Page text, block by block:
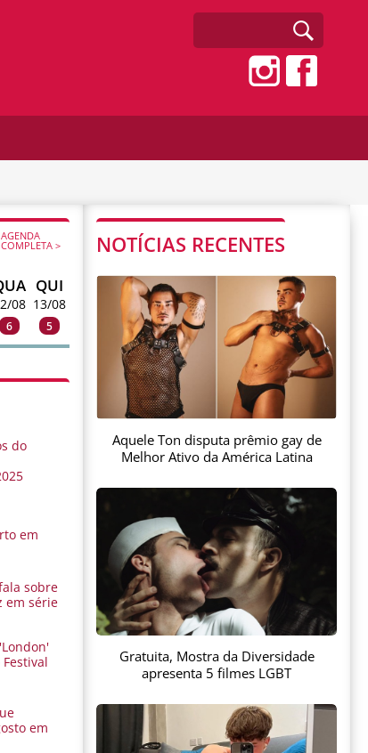
AGENDA
COMPLETA >
08
6
QUI
13/08
5
do
em
sobre
em série
em
NOTÍCIAS RECENTES
Aquele Ton disputa prêmio gay de
Melhor Ativo da América Latina
Gratuita, Mostra da Diversidade
apresenta 5 filmes LGBT